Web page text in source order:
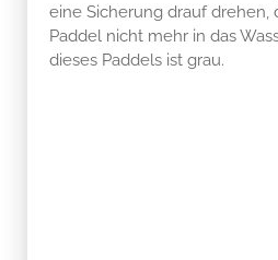
eine Sicherung drauf drehen,
Paddel nicht mehr in das
dieses Paddels ist grau.